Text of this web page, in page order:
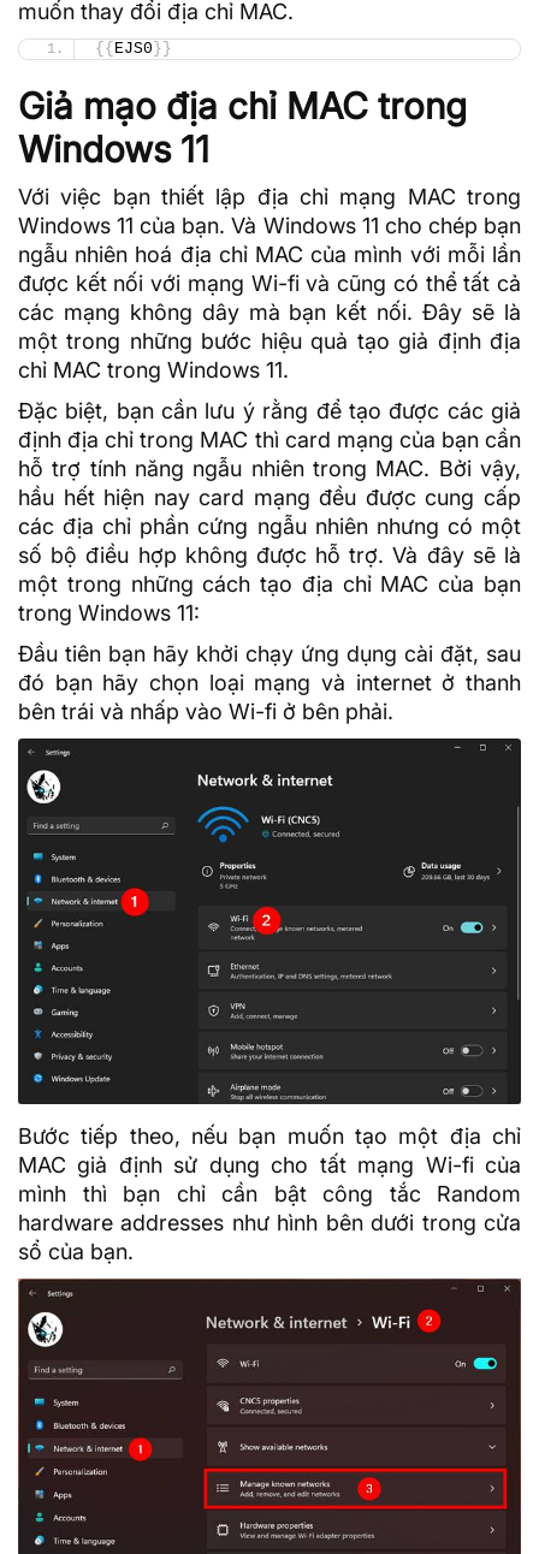
muốn thay đổi địa chỉ MAC.
{{ EJS0 }}
Giả mạo địa chỉ MAC trong
Windows 11
Với việc bạn thiết lập địa chỉ mạng MAC trong
Windows 11 của bạn. Và Windows 11 cho chép bạn
ngẫu nhiên hoá địa chỉ MAC của mình với mỗi lần
được kết nối với mạng Wi-fi và cũng có thể tất cả
các mạng không dây mà bạn kết nối. Đây sẽ là
một trong những bước hiệu quả tạo giả định địa
chỉ MAC trong Windows 11.
Đặc biệt, bạn cần lưu ý rằng để tạo được các giả
định địa chỉ trong MAC thì card mạng của bạn cần
hỗ trợ tính năng ngẫu nhiên trong MAC. Bởi vậy,
hầu hết hiện nay card mạng đều được cung cấp
các địa chỉ phần cứng ngẫu nhiên nhưng có một
số bộ điều hợp không được hỗ trợ. Và đây sẽ là
một trong những cách tạo địa chỉ MAC của bạn
trong Windows 11:
Đầu tiên bạn hãy khởi chạy ứng dụng cài đặt, sau
đó bạn hãy chọn loại mạng và internet ở thanh
bên trái và nhấp vào Wi-fi ở bên phải.
Bước tiếp theo, nếu bạn muốn tạo một địa chỉ
MAC giả định sử dụng cho tất mạng Wi-fi của
mình thì bạn chỉ cần bật công tắc Random
hardware addresses như hình bên dưới trong cửa
sổ của bạn.